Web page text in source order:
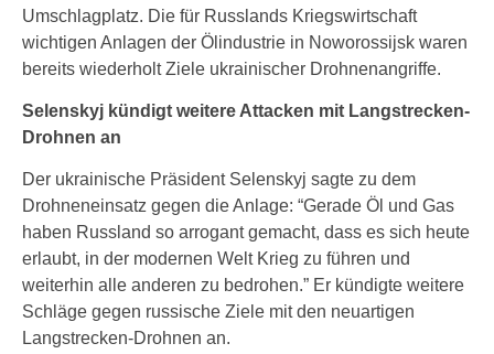
Umschlagplatz. Die für Russlands Kriegswirtschaft
wichtigen Anlagen der Ölindustrie in Noworossijsk waren
bereits wiederholt Ziele ukrainischer Drohnenangriffe.
Selenskyj kündigt weitere Attacken mit Langstrecken-
Drohnen an
Der ukrainische Präsident Selenskyj sagte zu dem
Drohneneinsatz gegen die Anlage: “Gerade Öl und Gas
haben Russland so arrogant gemacht, dass es sich heute
erlaubt, in der modernen Welt Krieg zu führen und
weiterhin alle anderen zu bedrohen.” Er kündigte weitere
Schläge gegen russische Ziele mit den neuartigen
Langstrecken-Drohnen an.